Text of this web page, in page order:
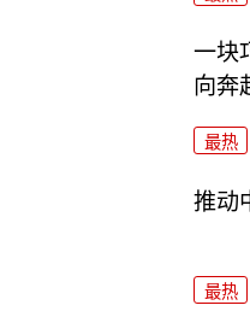
一块
向奔
最热
推动
最热